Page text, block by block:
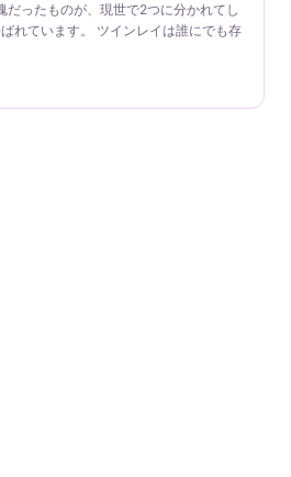
だったものが、現世で2つに分かれてし
れています。 ツインレイは誰にでも存